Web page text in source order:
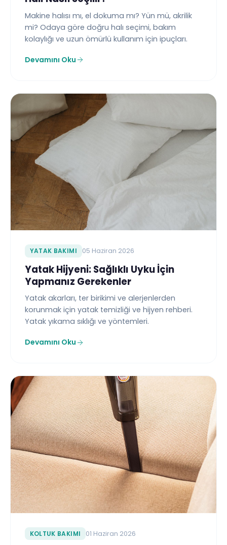
Makine halısı mı, el dokuma mı? Yün mü, akrilik
mi? Odaya göre doğru halı seçimi, bakım
kolaylığı ve uzun ömürlü kullanım için ipuçları.
Devamını Oku
YATAK BAKIMI 05 Haziran 2026
Yatak Hijyeni: Sağlıklı Uyku İçin
Yapmanız Gerekenler
Yatak akarları, ter birikimi ve alerjenlerden
korunmak için yatak temizliği ve hijyen rehberi.
Yatak yıkama sıklığı ve yöntemleri.
Devamını Oku
KOLTUK BAKIMI 01 Haziran 2026